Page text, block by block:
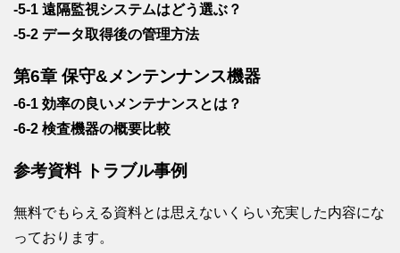
-5-1 遠隔監視システムはどう選ぶ？
-5-2 データ取得後の管理方法
第6章 保守&メンテンナンス機器
-6-1 効率の良いメンテナンスとは？
-6-2 検査機器の概要比較
参考資料 トラブル事例
無料でもらえる資料とは思えないくらい充実した内容にな
っております。